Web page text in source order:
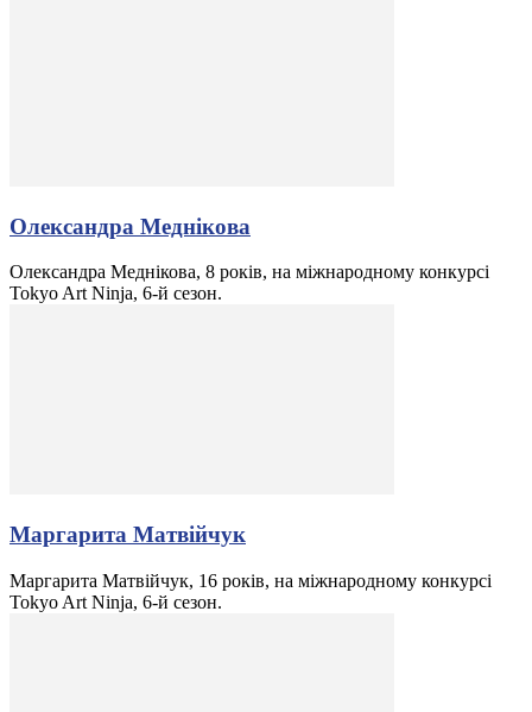
Олександра Меднікова
Олександра Меднікова, 8 років, на міжнародному конкурсі
Tokyo Art Ninja, 6-й сезон.
Маргарита Матвійчук
Маргарита Матвійчук, 16 років, на міжнародному конкурсі
Tokyo Art Ninja, 6-й сезон.